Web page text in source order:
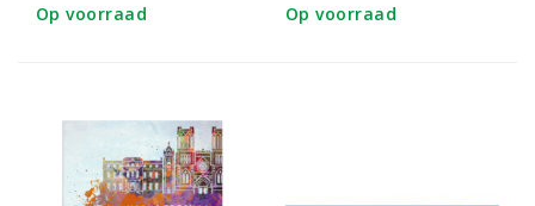
Op voorraad Op voorraad